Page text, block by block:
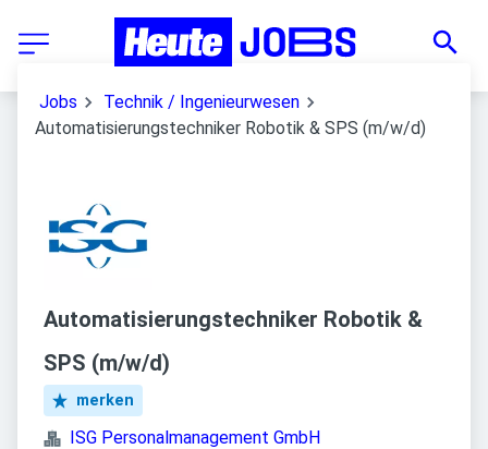
Jobs
Technik / Ingenieurwesen
Automatisierungstechniker Robotik & SPS (m/w/d)
Automatisierungstechniker Robotik &
SPS (m/w/d)
merken
ISG Personalmanagement GmbH